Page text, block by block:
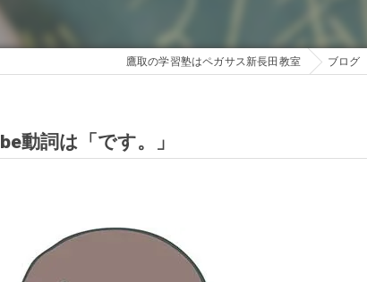
鷹取の学習塾はペガサス新長田教室 ブログ
動詞は「です。」